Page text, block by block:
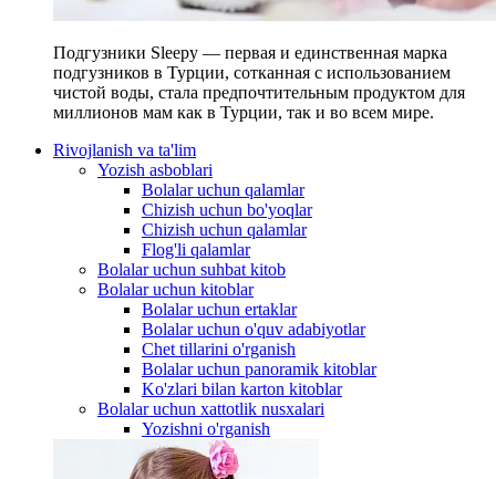
Подгузники Sleepy — первая и единственная марка
подгузников в Турции, сотканная с использованием
чистой воды, стала предпочтительным продуктом для
миллионов мам как в Турции, так и во всем мире.
Rivojlanish va ta'lim
Yozish asboblari
Bolalar uchun qalamlar
Chizish uchun bo'yoqlar
Chizish uchun qalamlar
Flog'li qalamlar
Bolalar uchun suhbat kitob
Bolalar uchun kitoblar
Bolalar uchun ertaklar
Bolalar uchun o'quv adabiyotlar
Chet tillarini o'rganish
Bolalar uchun panoramik kitoblar
Ko'zlari bilan karton kitoblar
Bolalar uchun xattotlik nusxalari
Yozishni o'rganish